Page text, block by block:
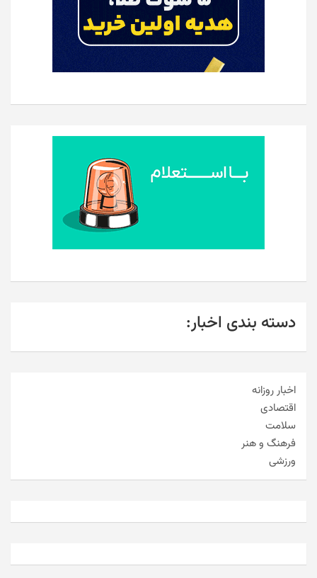
دسته بندی اخبار:
اخبار روزانه
اقتصادی
سلامت
فرهنگ و هنر
ورزشی